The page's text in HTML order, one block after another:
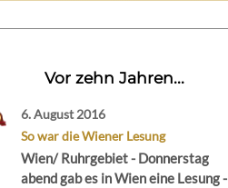
Vor zehn Jahren...
6. August 2016
So war die Wiener Lesung
Wien/ Ruhrgebiet - Donnerstag
abend gab es in Wien eine Lesung -